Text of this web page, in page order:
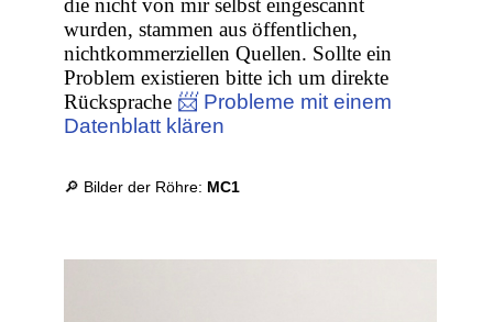
die nicht von mir selbst eingescannt
wurden, stammen aus öffentlichen,
nichtkommerziellen Quellen. Sollte ein
Problem existieren bitte ich um direkte
Rücksprache 📨 Probleme mit einem
Datenblatt klären
🔎 Bilder der Röhre: MC1